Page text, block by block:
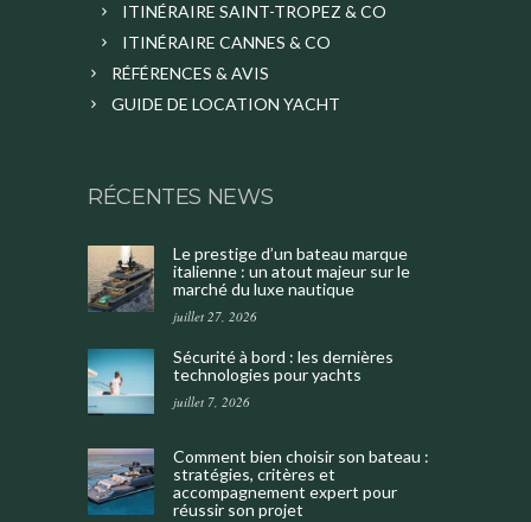
ITINÉRAIRE SAINT-TROPEZ & CO
ITINÉRAIRE CANNES & CO
RÉFÉRENCES & AVIS
GUIDE DE LOCATION YACHT
RÉCENTES NEWS
Le prestige d’un bateau marque
italienne : un atout majeur sur le
marché du luxe nautique
juillet 27, 2026
Sécurité à bord : les dernières
technologies pour yachts
juillet 7, 2026
Comment bien choisir son bateau :
stratégies, critères et
accompagnement expert pour
réussir son projet